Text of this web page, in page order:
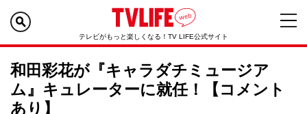
テレビがもっと楽しくなる！TV LIFE公式サイト
和田彩花が『キャラダチミュージア
ム』キュレーターに就任！【コメント
あり】